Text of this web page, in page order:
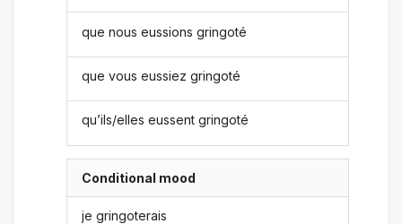
que nous eussions gringoté
que vous eussiez gringoté
qu’ils/elles eussent gringoté
Conditional mood
je gringoterais